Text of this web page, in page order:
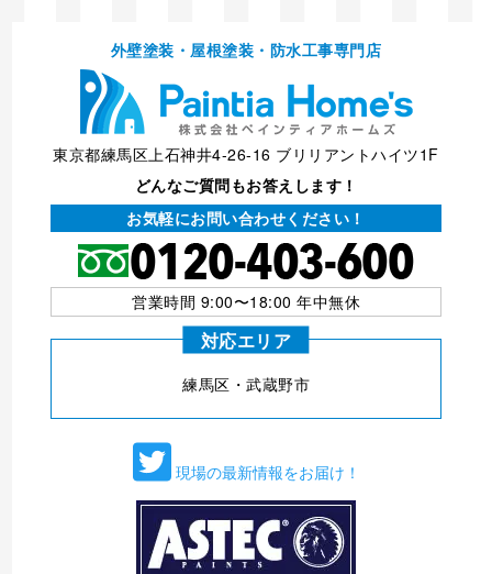
外壁塗装・屋根塗装・防⽔⼯事専⾨店
東京都練馬区上石神井4-26-16 ブリリアントハイツ1F
どんなご質問もお答えします！
お気軽にお問い合わせください！
営業時間 9:00〜18:00 年中無休
対応エリア
練⾺区・武蔵野市
現場の最新情報をお届け！